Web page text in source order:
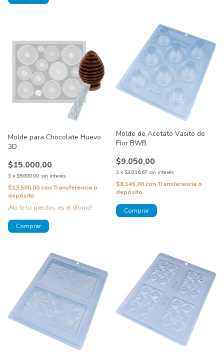
Molde para Chocolate Huevo
3D
$15.000,00
3 x $5.000,00 sin interés
$13.500,00 conTransferencia o
depósito
¡No te lo pierdas, es el último!
Molde de Acetato Vasito de
Flor BWB
$9.050,00
3 x $3.016,67 sin interés
$8.145,00 conTransferencia o
depósito